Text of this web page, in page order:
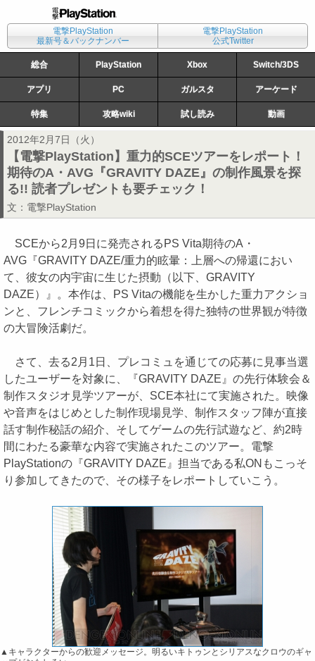
電撃PlayStation
最新号＆バックナンバー
電撃PlayStation
公式Twitter
総合 PlayStation Xbox Switch/3DS
アプリ PC ガルスタ アーケード
特集 攻略wiki 試し読み 動画
2012年2月7日（火）
【電撃PlayStation】重力的SCEツアーをレポート！
期待のA・AVG『GRAVITY DAZE』の制作風景を探
る!! 読者プレゼントも要チェック！
文： 電撃PlayStation
SCEから2月9日に発売されるPS Vita期待のA・
AVG『GRAVITY DAZE/重力的眩暈：上層への帰還におい
て、彼女の内宇宙に生じた摂動（以下、GRAVITY
DAZE）』。本作は、PS Vitaの機能を生かした重力アクショ
ンと、フレンチコミックから着想を得た独特の世界観が特徴
の大冒険活劇だ。
さて、去る2月1日、プレコミュを通じての応募に見事当選
したユーザーを対象に、『GRAVITY DAZE』の先行体験会＆
制作スタジオ見学ツアーが、SCE本社にて実施された。映像
や音声をはじめとした制作現場見学、制作スタッフ陣が直接
話す制作秘話の紹介、そしてゲームの先行試遊など、約2時
間にわたる豪華な内容で実施されたこのツアー。電撃
PlayStationの『GRAVITY DAZE』担当である私ONもこっそ
り参加してきたので、その様子をレポートしていこう。
▲キャラクターからの歓迎メッセージ。明るいキトゥンとシリアスなクロウのギャ